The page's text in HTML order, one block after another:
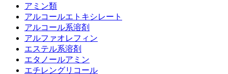
アミン類
アルコールエトキシレート
アルコール系溶剤
アルファオレフィン
エステル系溶剤
エタノールアミン
エチレングリコール